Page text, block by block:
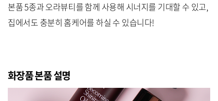
본품 5종과 오라뷰티를 함께 사용해 시너지를 기대할 수 있고,
집에서도 충분히 홈케어를 하실 수 있습니다!
화장품 본품 설명